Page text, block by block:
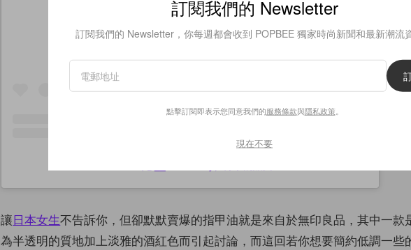
讓日本女生不告訴你，但卻默默賣爆的指甲油就是來自於無印良品，其中一款
為半透明的質地加上淡雅的酒紅色而引起討論，而這回若你想要簡約低調一些
訂閱我們的 Newsletter
訂閱我們的 Newsletter，你每週都會收到 POPBEE 獨家時尚新聞和最新潮流資
點擊訂閱即表示您同意我們的服務條款與隱私政策。
現在不要